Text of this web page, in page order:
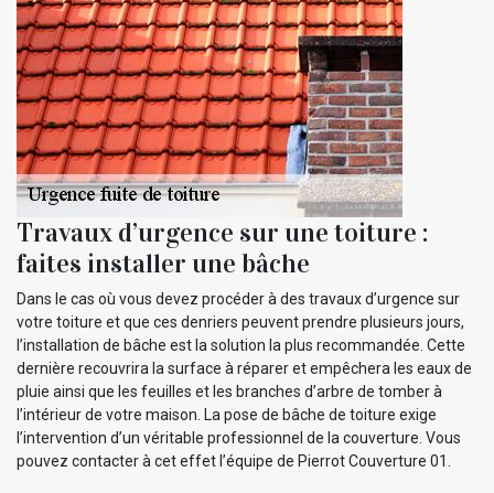
Travaux d’urgence sur une toiture :
faites installer une bâche
Dans le cas où vous devez procéder à des travaux d’urgence sur
votre toiture et que ces denriers peuvent prendre plusieurs jours,
l’installation de bâche est la solution la plus recommandée. Cette
dernière recouvrira la surface à réparer et empêchera les eaux de
pluie ainsi que les feuilles et les branches d’arbre de tomber à
l’intérieur de votre maison. La pose de bâche de toiture exige
l’intervention d’un véritable professionnel de la couverture. Vous
pouvez contacter à cet effet l’équipe de Pierrot Couverture 01.